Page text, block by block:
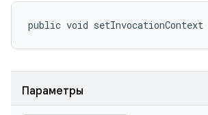
public void
Параметры